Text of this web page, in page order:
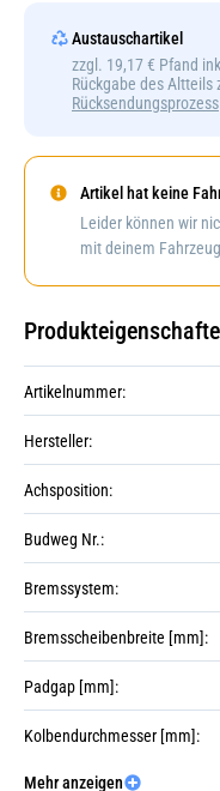
Austauschartikel
zzgl. 19,17 € Pfand
Rückgabe des Altteils
Rücksendungsprozess
Artikel hat keine
Leider können wir
mit deinem
Artikelnummer:
Hersteller:
Achsposition:
Budweg Nr.:
Bremssystem:
Bremsscheibenbreite [mm]:
Padgap [mm]:
Kolbendurchmesser [mm]:
Kolbenanzahl:
Mehr anzeigen